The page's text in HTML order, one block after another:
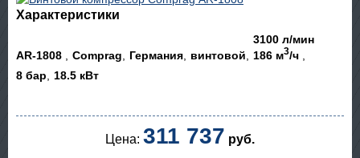
Характеристики
АR-1808 Comprag Германия винтовой
3100 л/мин
186 м3/ч
8 бар
18.5 кВт
Цена: 311 737 руб.